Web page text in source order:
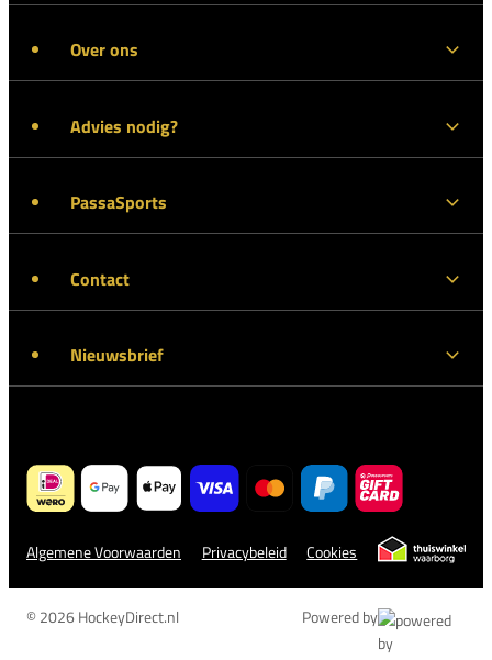
Over ons
Advies nodig?
PassaSports
Contact
Nieuwsbrief
Algemene Voorwaarden Privacybeleid Cookies
© 2026 HockeyDirect.nl Powered by